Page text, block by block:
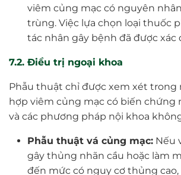
viêm củng mạc có nguyên
trùng. Việc lựa chọn loại thuốc
tác nhân gây bệnh đã được xác
7.2. Điều trị ngoại khoa
Phẫu thuật chỉ được xem xét
hợp viêm củng mạc có biến chứng
và các phương pháp nội khoa
Phẫu thuật vá củng mạc:Nếu
gây thủng nhãn cầu hoặc làm
đến mức có nguy cơ thủng cao,